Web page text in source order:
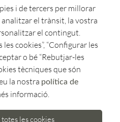
M/AMARILLO 292100.ARCOS
AL CLIENT
i de tercers per millorar
el trànsit, la vostra
el contingut.
cookies”, “Configurar les
o bé “Rebutjar-les
tècniques que són
la nostra política de
informació.
les cookies